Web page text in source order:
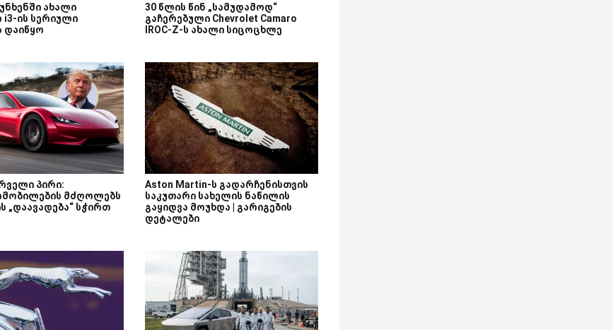
ახალი
ის სერიული
დაიწყო
30 წლის წინ „სამუდამოდ“
გაჩერებული Chevrolet Camaro
IROC-Z-ს ახალი სიცოცხლე
პირი:
მძღოლებს
„დაავადება“ სჭირთ
Aston Martin-ს გადარჩენისთვის
საკუთარი სახელის ნაწილის
გაყიდვა მოუხდა | გარიგების
დეტალები